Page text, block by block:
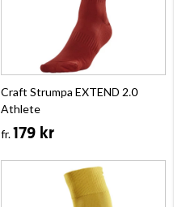
Craft Strumpa EXTEND 2.0
Athlete
fr.179 kr